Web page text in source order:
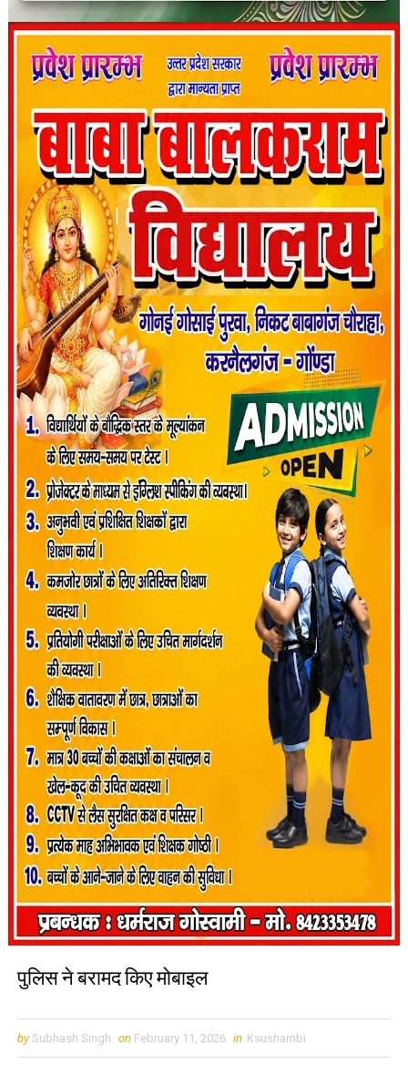
पुलिस ने बरामद किए मोबाइल
by Subhash Singh on February 11, 2026 in Ksushambi